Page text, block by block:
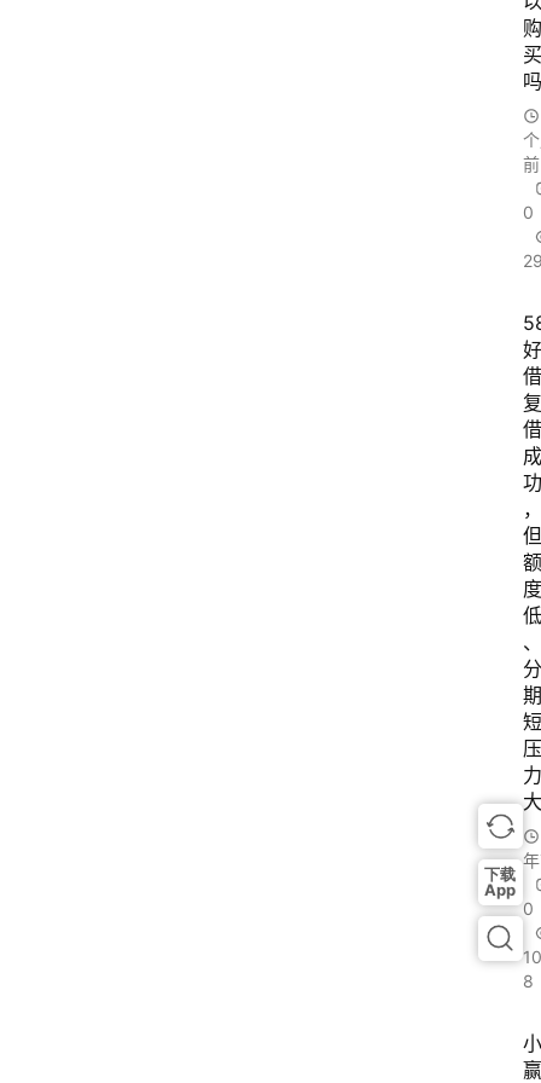
购
买
吗
前
0
好
借
复
借
成
功
，
但
额
度
低
、
分
期
短
压
力
大
0
8
小
赢
下载
App